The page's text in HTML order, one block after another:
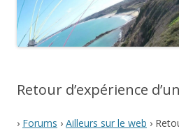
Retour d’expérience
› Forums › Ailleurs sur le web ›